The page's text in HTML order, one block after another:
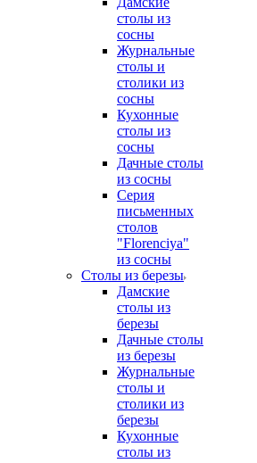
столы из
сосны
Журнальные
столы и
столики из
сосны
Кухонные
столы из
сосны
Дачные столы
из сосны
Серия
письменных
столов
"Florenciya"
из сосны
Столы из березы
Дамские
столы из
березы
Дачные столы
из березы
Журнальные
столы и
столики из
березы
Кухонные
столы из